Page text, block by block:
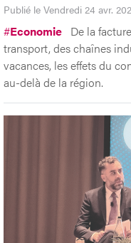
Publié le Vendredi 24 avr.
#Economie De la
transport, des chaînes
vacances, les effets du
au-delà de la région.